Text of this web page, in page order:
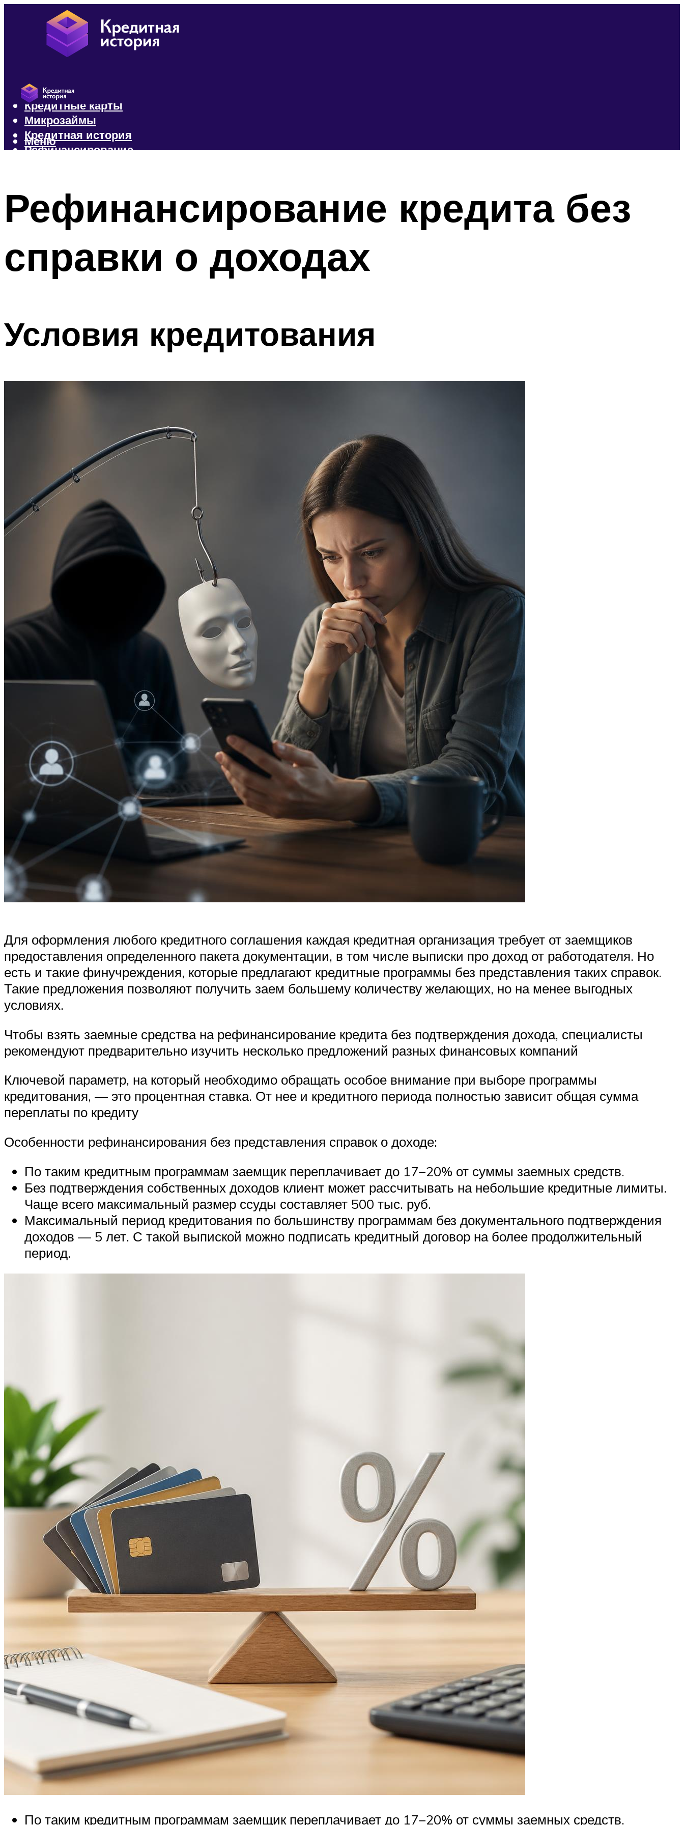
Кредиты
Кредитные карты
Микрозаймы
Кредитная история
Рефинансирование
Меню
Рефинансирование кредита без
справки о доходах
Условия кредитования
Для оформления любого кредитного соглашения каждая кредитная организация требует от заемщиков
предоставления определенного пакета документации, в том числе выписки про доход от работодателя. Но
есть и такие финучреждения, которые предлагают кредитные программы без представления таких справок.
Такие предложения позволяют получить заем большему количеству желающих, но на менее выгодных
условиях.
Чтобы взять заемные средства на рефинансирование кредита без подтверждения дохода, специалисты
рекомендуют предварительно изучить несколько предложений разных финансовых компаний
Ключевой параметр, на который необходимо обращать особое внимание при выборе программы
кредитования, — это процентная ставка. От нее и кредитного периода полностью зависит общая сумма
переплаты по кредиту
Особенности рефинансирования без представления справок о доходе:
По таким кредитным программам заемщик переплачивает до 17−20% от суммы заемных средств.
Без подтверждения собственных доходов клиент может рассчитывать на небольшие кредитные лимиты.
Чаще всего максимальный размер ссуды составляет 500 тыс. руб.
Максимальный период кредитования по большинству программам без документального подтверждения
доходов — 5 лет. С такой выпиской можно подписать кредитный договор на более продолжительный
период.
По таким кредитным программам заемщик переплачивает до 17−20% от суммы заемных средств.